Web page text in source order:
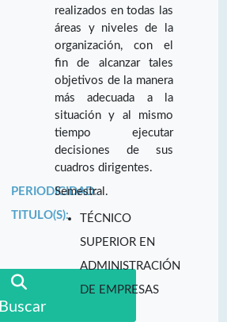
Buscar
realizados en todas las
áreas y niveles de la
organización, con el
fin de alcanzar tales
objetivos de la manera
más adecuada a la
situación y al mismo
tiempo ejecutar
decisiones de sus
cuadros dirigentes.
PERIODICIDAD:
Semestral.
TITULO(S):
TÉCNICO
SUPERIOR EN
ADMINISTRACIÓN
DE EMPRESAS